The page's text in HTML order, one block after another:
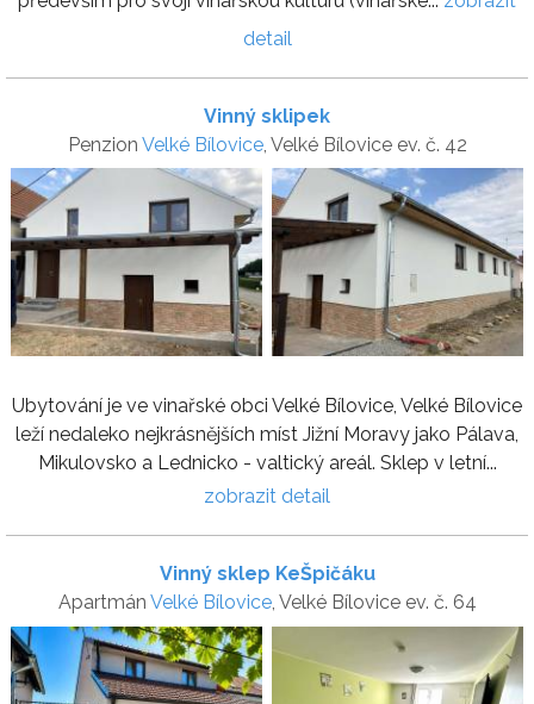
detail
Vinný sklipek
Penzion Velké Bílovice, Velké Bílovice ev. č. 42
Ubytování je ve vinařské obci Velké Bílovice, Velké Bílovice
leží nedaleko nejkrásnějších míst Jižní Moravy jako Pálava,
Mikulovsko a Lednicko - valtický areál. Sklep v letní...
zobrazit detail
Vinný sklep KeŠpičáku
Apartmán Velké Bílovice, Velké Bílovice ev. č. 64